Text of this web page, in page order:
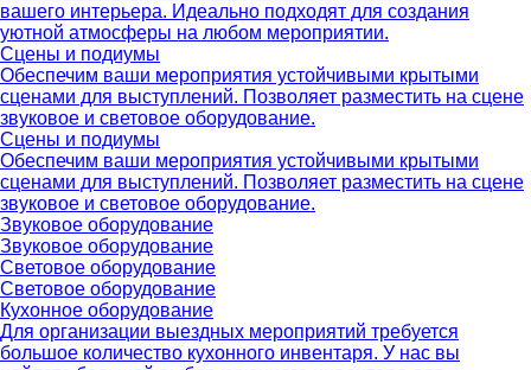
вашего интерьера. Идеально подходят для создания
уютной атмосферы на любом мероприятии.
Сцены и подиумы
Обеспечим ваши мероприятия устойчивыми крытыми
сценами для выступлений. Позволяет разместить на сцене
звуковое и световое оборудование.
Сцены и подиумы
Обеспечим ваши мероприятия устойчивыми крытыми
сценами для выступлений. Позволяет разместить на сцене
звуковое и световое оборудование.
Звуковое оборудование
Звуковое оборудование
Световое оборудование
Световое оборудование
Кухонное оборудование
Для организации выездных мероприятий требуется
большое количество кухонного инвентаря. У нас вы